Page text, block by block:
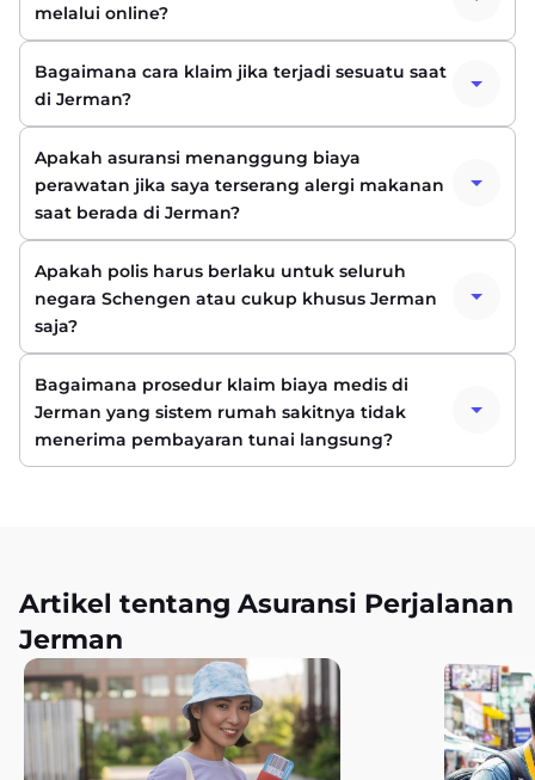
melalui online?
Bagaimana cara klaim jika terjadi sesuatu saat
di Jerman?
Apakah asuransi menanggung biaya
perawatan jika saya terserang alergi makanan
saat berada di Jerman?
Apakah polis harus berlaku untuk seluruh
negara Schengen atau cukup khusus Jerman
saja?
Bagaimana prosedur klaim biaya medis di
Jerman yang sistem rumah sakitnya tidak
menerima pembayaran tunai langsung?
Artikel tentang Asuransi Perjalanan
Jerman